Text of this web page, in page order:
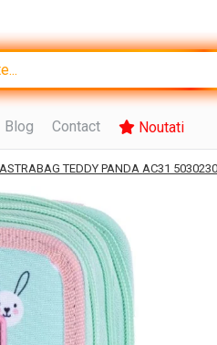
Blog Contact Noutati
TEDDY PANDA AC31